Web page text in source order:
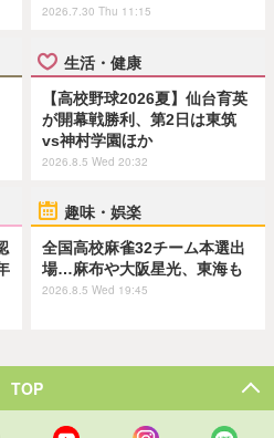
2026.7.30 Thu 11:15
生活・健康
【高校野球2026夏】仙台育英
が開幕戦勝利、第2日は東筑
vs神村学園ほか
2026.8.5 Wed 20:32
趣味・娯楽
全国高校麻雀32チーム本選出
場…麻布や大阪星光、東海も
2026.8.5 Wed 19:45
TOP